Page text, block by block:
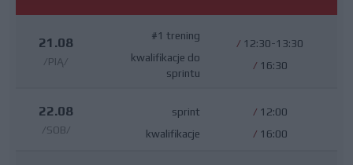
21.08
/PIĄ/
#1 trening
kwalifikacje do
sprintu
/ 12:30-13:30
/ 16:30
22.08
/SOB/
sprint
kwalifikacje
/ 12:00
/ 16:00